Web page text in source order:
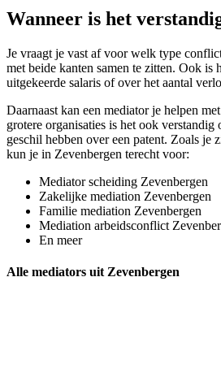
Wanneer is het
Je vraagt je vast af voor welk type
met beide kanten samen te zitten. Ook is
uitgekeerde salaris of over het aantal
Daarnaast kan een mediator je helpen
grotere organisaties is het ook
geschil hebben over een patent. Zoals
kun je in Zevenbergen terecht voor:
Mediator scheiding Zevenbergen
Zakelijke mediation Zevenbergen
Familie mediation Zevenbergen
Mediation arbeidsconflict
En meer
Alle mediators uit Zevenbergen